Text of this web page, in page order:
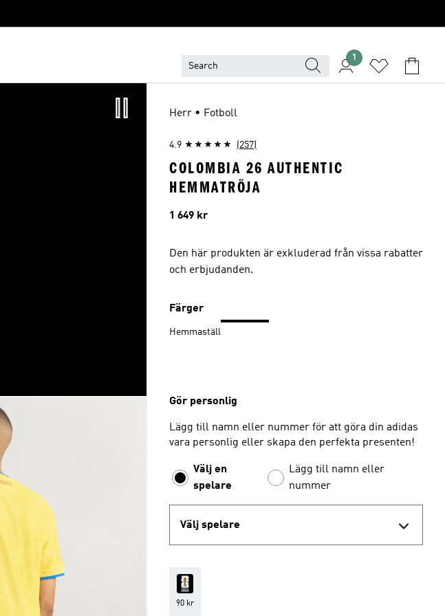
1
Herr • Fotboll
4.9 (257)
COLOMBIA 26 AUTHENTIC
HEMMATRÖJA
Pris
1 649 kr
Den här produkten är exkluderad från vissa rabatter
och erbjudanden.
Färger
Hemmaställ
Gör personlig
Lägg till namn eller nummer för att göra din adidas
vara personlig eller skapa den perfekta presenten!
Välj en
spelare
Lägg till namn eller
nummer
Välj spelare
90 kr